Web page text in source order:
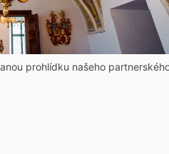
prohlídku našeho